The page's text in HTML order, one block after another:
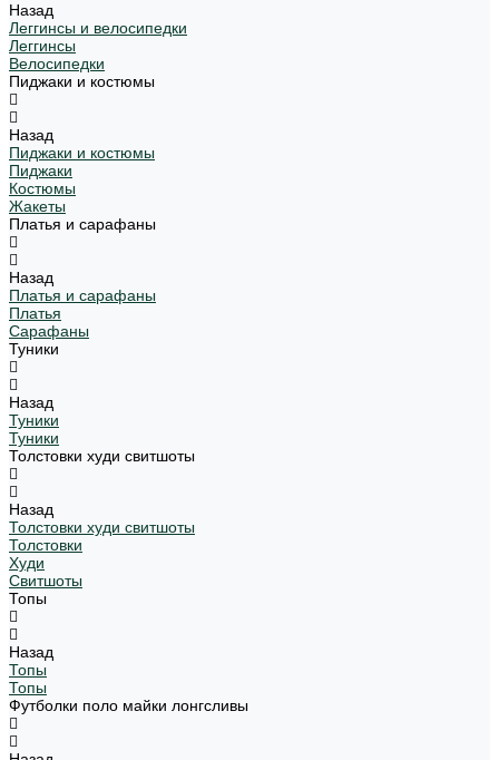
Назад
Леггинсы и велосипедки
Леггинсы
Велосипедки
Пиджаки и костюмы
Назад
Пиджаки и костюмы
Пиджаки
Костюмы
Жакеты
Платья и сарафаны
Назад
Платья и сарафаны
Платья
Сарафаны
Туники
Назад
Туники
Туники
Толстовки худи свитшоты
Назад
Толстовки худи свитшоты
Толстовки
Худи
Свитшоты
Топы
Назад
Топы
Топы
Футболки поло майки лонгсливы